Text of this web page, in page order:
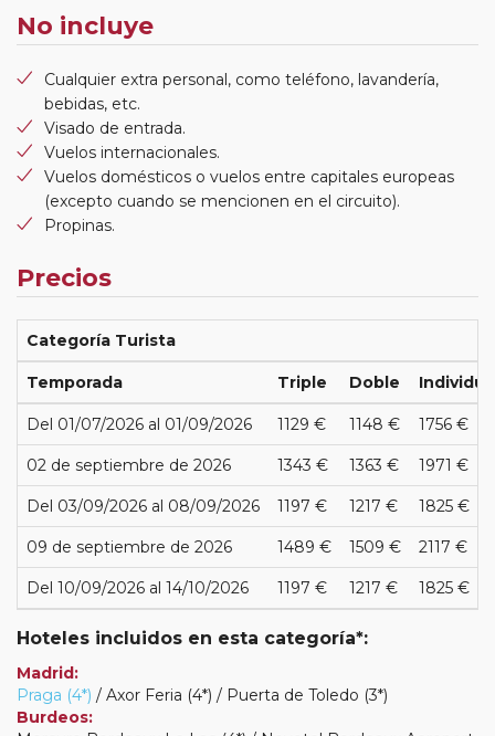
No incluye
Cualquier extra personal, como teléfono, lavandería,
bebidas, etc.
Visado de entrada.
Vuelos internacionales.
Vuelos domésticos o vuelos entre capitales europeas
(excepto cuando se mencionen en el circuito).
Propinas.
Precios
Categoría Turista
Temporada Triple Doble
Del 01/07/2026 al 01/09/2026 1129 € 1148 € 1756 €
02 de septiembre de 2026 1343 € 1363 € 1971 €
Del 03/09/2026 al 08/09/2026 1197 € 1217 € 1825 €
09 de septiembre de 2026 1489 € 1509 € 2117 €
Del 10/09/2026 al 14/10/2026 1197 € 1217 € 1825 €
Hoteles incluidos en esta categoría*:
Madrid:
Praga (4*) / Axor Feria (4*) / Puerta de Toledo (3*)
Burdeos: